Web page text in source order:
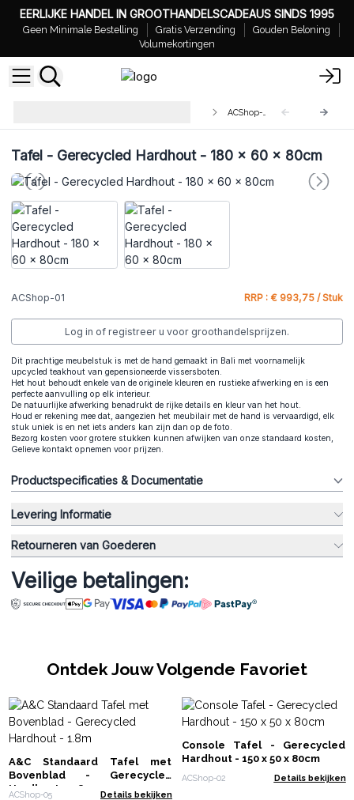
EERLIJKE HANDEL IN GROOTHANDELSCADEAUS SINDS 1995
Geen Minimale Bestelling Gratis Verzending
Gouden Beloning
Volumekortingen
ACShop-01
Tafel - Gerecycled Hardhout - 180 x 60 x 80cm
ACShop-01 RRP : € 993,75 / Stuk
Log in of registreer u voor groothandelsprijzen.
Dit prachtige meubelstuk is met de hand gemaakt in Bali met voornamelijk
upcycled teakhout van gepensioneerde vissersboten.
Het hout behoudt enkele van de originele kleuren en rustieke afwerking en is een
perfecte aanvulling op elk interieur.
De natuurlijke afwerking benadrukt de rijke details en kleur van het hout.
Houd er rekening mee dat, aangezien het meubilair met de hand is vervaardigd, elk
stuk uniek is en net iets anders kan zijn dan op de foto.
Bezorg kosten voor grotere stukken kunnen afwijken van onze standaard kosten,
Gelieve kontakt opnemen voor prijzen.
Productspecificaties & Documentatie
Levering Informatie
Retourneren van Goederen
Veilige betalingen:
Ontdek Jouw Volgende Favoriet
A&C Standaard Tafel met
Bovenblad - Gerecycled
Hardhout - 1.8m
ACShop-05 Details bekijken
Console Tafel - Gerecycled
Hardhout - 150 x 50 x 80cm
ACShop-02 Details bekijken